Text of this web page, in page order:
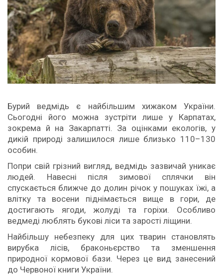
Бурий ведмідь є найбільшим хижаком України.
Сьогодні його можна зустріти лише у Карпатах,
зокрема й на Закарпатті. За оцінками екологів, у
дикій природі залишилося лише близько 110–130
особин.
Попри свій грізний вигляд, ведмідь зазвичай уникає
людей. Навесні після зимової сплячки він
спускається ближче до долин річок у пошуках їжі, а
влітку та восени піднімається вище в гори, де
достигають ягоди, жолуді та горіхи. Особливо
ведмеді люблять букові ліси та зарості ліщини.
Найбільшу небезпеку для цих тварин становлять
вирубка лісів, браконьєрство та зменшення
природної кормової бази. Через це вид занесений
до Червоної книги України.